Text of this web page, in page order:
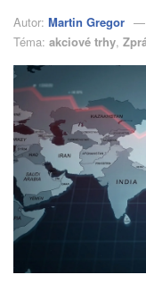
Autor: Martin Gregor
Téma: akciové trhy,